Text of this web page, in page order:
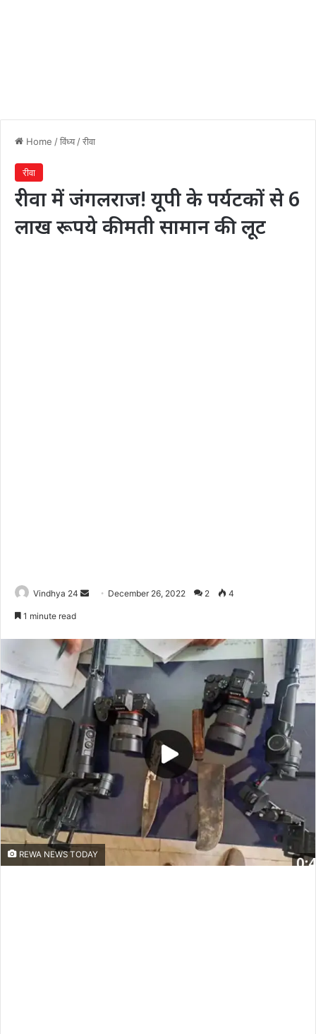
Home /विंध्य /रीवा
रीवा
रीवा में जंगलराज! यूपी के पर्यटकों से 6
लाख रूपये कीमती सामान की लूट
Vindhya 24
Send December 26, 2022 2 4
1 minute read
REWA NEWS TODAY